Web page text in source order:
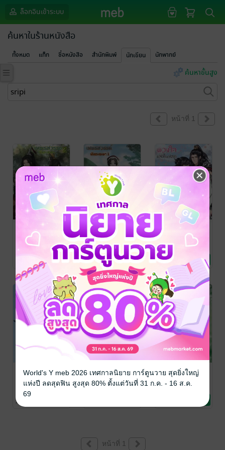
ล็อกอินเข้าระบบ
ค้นหาในร้านหนังสือ
ทั้งหมด แท็ก ชื่อหนังสือ สำนักพิมพ์ นักเขียน นักพากย์
ค้นหาขั้นสูง
หน้าที่ 1
เนตรสวรรค์
พันธะชะตา เล่ม
2 (จบ)
Sripi/ sripi/ชะนี
น้อย
นิยายวาย Boy
Love / Yaoi
เนตรสวรรค์
พันธะชะตา 1
Sripi/ sripi/ชะนี
น้อย
นิยายวาย Boy
Love / Yaoi
18 Rating
ดวงใจแม่ทัพ
น้อย
Sripi/ sripi/ชะนี
น้อย
นิยายวาย Boy
Love / Yaoi
10 Rating
Sripi/ sripi/ชะนี
น้อย
นิยายวาย Boy
Love / Yaoi
2 Rating
แม่ทัพ
Sripi / sripi/ชะนี
Love / Yaoi
ไป๋เฟิ่งมี่
sripi/ สำนักพิมพ์
เฟยฮุ่ย
นิยายรักจีนโบราณ
หน้าที่ 1
World's Y meb 2026 เทศกาลนิยาย การ์ตูนวาย สุดยิ่งใหญ่
แห่งปี ลดสุดฟิน สูงสุด 80% ตั้งแต่วันที่ 31 ก.ค. - 16 ส.ค.
69